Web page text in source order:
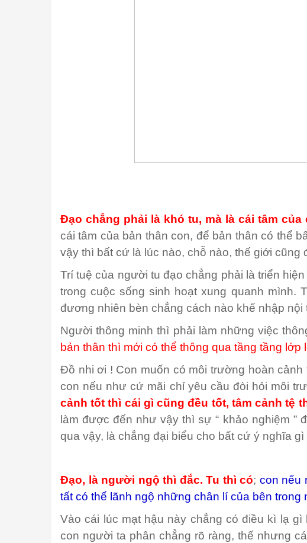
Đạo chẳng phải là khó tu, mà là cái tâm
cái tâm của bản thân con, để bản thân có thể
vậy thì bất cứ là lúc nào, chỗ nào, thế giới cũng
Trí tuệ của người tu đạo chẳng phải là triển
trong cuộc sống sinh hoạt xung quanh mình.
đương nhiên bèn chẳng cách nào khế nhập nội
Người thông minh thì phải làm những việc
bản thân thì mới có thể thông qua tầng tầng
Đồ nhi ơi ! Con muốn có môi trường hoàn
con nếu như cứ mãi chỉ yêu cầu đòi hỏi môi
cảnh tốt thì cái gì cũng đều tốt, tâm cảnh tệ
làm được đến như vậy thì sự “ khảo nghiệm
qua vậy, là chẳng đại biểu cho bất cứ ý nghĩa gì
Đạo, là người ngộ thì đắc. Tu thì có; con nếu
tất có thể lãnh ngộ những chân lí của bên trong
Vào cái lúc mạt hậu này chẳng có điều kì lạ
con người ta phân chẳng rõ ràng, thế nhưng